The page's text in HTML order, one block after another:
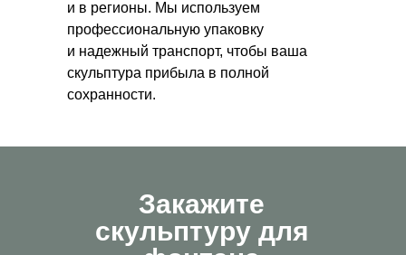
и в регионы. Мы используем
профессиональную упаковку
и надежный транспорт, чтобы ваша
скульптура прибыла в полной
сохранности.
Закажите
скульптуру для